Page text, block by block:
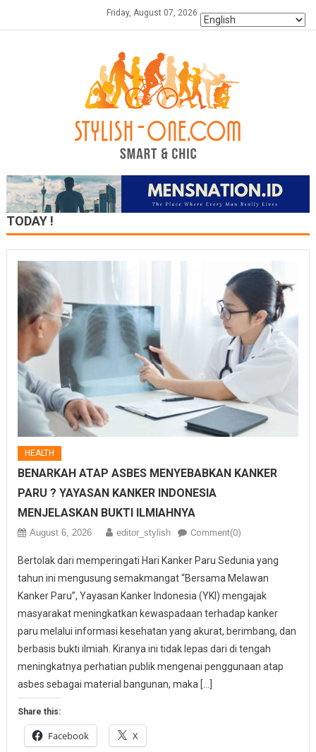
Friday, August 07, 2026
TODAY !
HEALTH
BENARKAH ATAP ASBES MENYEBABKAN KANKER
PARU ? YAYASAN KANKER INDONESIA
MENJELASKAN BUKTI ILMIAHNYA
August 6, 2026 editor_stylish Comment(0)
Bertolak dari memperingati Hari Kanker Paru Sedunia yang
tahun ini mengusung semakmangat “Bersama Melawan
Kanker Paru”, Yayasan Kanker Indonesia (YKI) mengajak
masyarakat meningkatkan kewaspadaan terhadap kanker
paru melalui informasi kesehatan yang akurat, berimbang, dan
berbasis bukti ilmiah. Kiranya ini tidak lepas dari di tengah
meningkatnya perhatian publik mengenai penggunaan atap
asbes sebagai material bangunan, maka […]
Share this:
Facebook X